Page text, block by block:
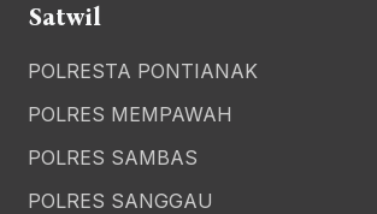
Satwil
POLRESTA PONTIANAK
POLRES MEMPAWAH
POLRES SAMBAS
POLRES SANGGAU